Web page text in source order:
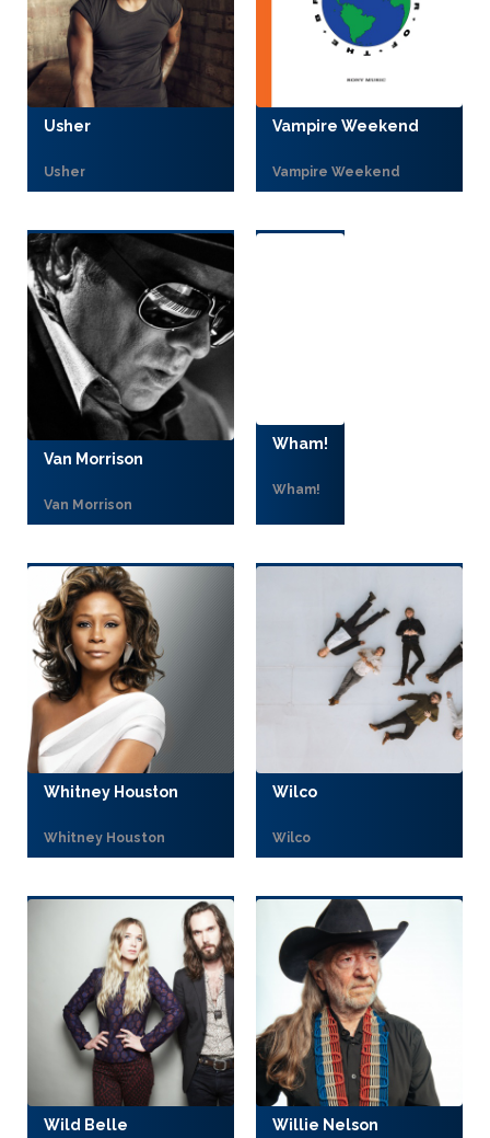
Usher
Usher
Vampire Weekend
Vampire Weekend
Van Morrison
Van Morrison
Wham!
Wham!
Whitney Houston
Whitney Houston
Wilco
Wilco
Wild Belle Willie Nelson